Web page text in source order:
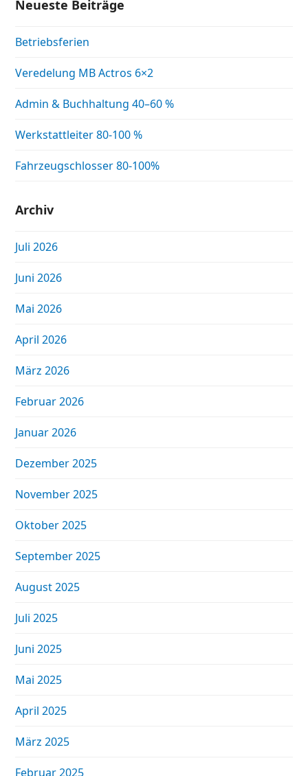
Neueste Beiträge
Betriebsferien
Veredelung MB Actros 6×2
Admin & Buchhaltung 40–60 %
Werkstattleiter 80-100 %
Fahrzeugschlosser 80-100%
Archiv
Juli 2026
Juni 2026
Mai 2026
April 2026
März 2026
Februar 2026
Januar 2026
Dezember 2025
November 2025
Oktober 2025
September 2025
August 2025
Juli 2025
Juni 2025
Mai 2025
April 2025
März 2025
Februar 2025